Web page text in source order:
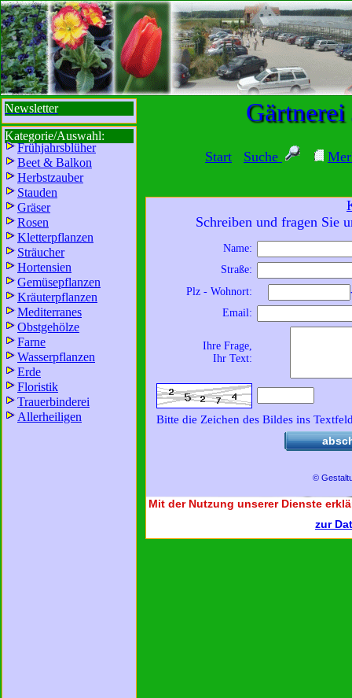
sbisbbib
Start Suche
Gärtnerei
Newsletter
Kategorie/Auswahl:
Frühjahrsblüher
Beet & Balkon
Herbstzauber
Stauden
Gräser
Rosen
Kletterpflanzen
Sträucher
Hortensien
Gemüsepflanzen
Kräuterpflanzen
Mediterranes
Obstgehölze
Farne
Wasserpflanzen
Erde
Floristik
Trauerbinderei
Allerheiligen
Wir sind für Sie da:
8 - 18 Uhr
8 - 13 Uhr
und freuen uns auf
Ihren Besuch.
Schreiben und fragen Sie
Name:
Straße:
Plz - Wohnort:
Email:
Ihre Frage,
Ihr Text:
Bitte die Zeichen des Bildes ins
©
Mit der Nutzung unserer Dienste
zur